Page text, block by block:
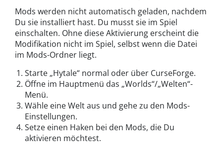
Mods werden nicht automatisch geladen, nachdem
Du sie installiert hast. Du musst sie im Spiel
einschalten. Ohne diese Aktivierung erscheint die
Modifikation nicht im Spiel, selbst wenn die Datei
im Mods-Ordner liegt.
Starte „Hytale“ normal oder über CurseForge.
Öffne im Hauptmenü das „Worlds“/„Welten“-
Menü.
Wähle eine Welt aus und gehe zu den Mods-
Einstellungen.
Setze einen Haken bei den Mods, die Du
aktivieren möchtest.